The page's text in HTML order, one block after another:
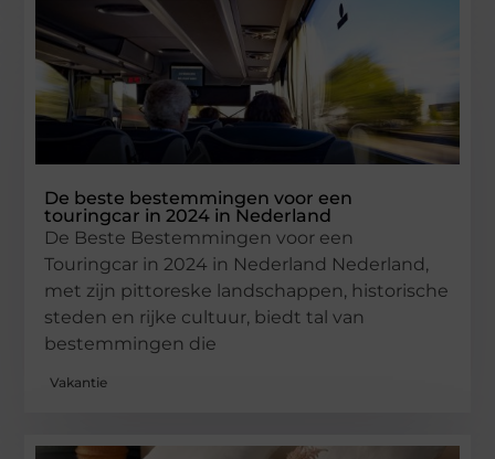
De beste bestemmingen voor een
touringcar in 2024 in Nederland
De Beste Bestemmingen voor een
Touringcar in 2024 in Nederland Nederland,
met zijn pittoreske landschappen, historische
steden en rijke cultuur, biedt tal van
bestemmingen die
Vakantie